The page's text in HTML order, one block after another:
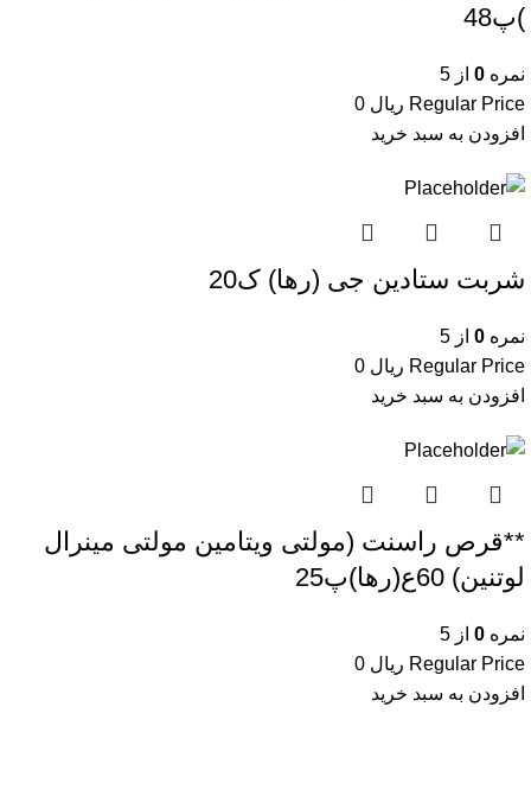
)پ48
نمره 0 از 5
Regular Price ریال
افزودن به سبد خرید
شربت ستادین جی (رها) ک20
نمره 0 از 5
Regular Price ریال
افزودن به سبد خرید
**قرص راسنت (مولتی ویتامین مولتی مینرال
لوتنین) 60ع(رها)پ25
نمره 0 از 5
Regular Price ریال
افزودن به سبد خرید